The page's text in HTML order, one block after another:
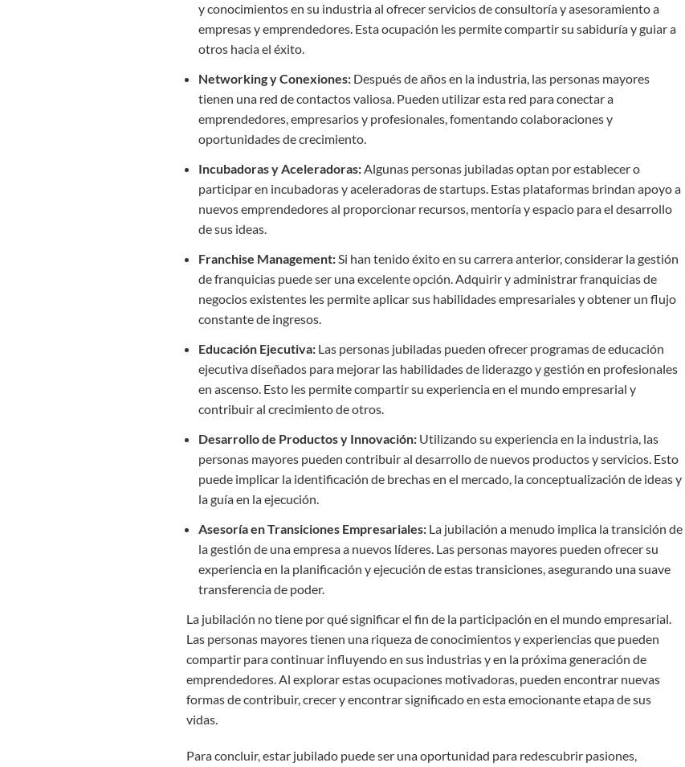
y conocimientos en su industria al ofrecer servicios de consultoría y asesoramiento a
empresas y emprendedores. Esta ocupación les permite compartir su sabiduría y guiar a
otros hacia el éxito.
Networking y Conexiones: Después de años en la industria, las personas mayores
tienen una red de contactos valiosa. Pueden utilizar esta red para conectar a
emprendedores, empresarios y profesionales, fomentando colaboraciones y
oportunidades de crecimiento.
Incubadoras y Aceleradoras:Algunas personas jubiladas optan por establecer o
participar en incubadoras y aceleradoras de startups. Estas plataformas brindan apoyo a
nuevos emprendedores al proporcionar recursos, mentoría y espacio para el desarrollo
de sus ideas.
Franchise Management:Si han tenido éxito en su carrera anterior, considerar la gestión
de franquicias puede ser una excelente opción. Adquirir y administrar franquicias de
negocios existentes les permite aplicar sus habilidades empresariales y obtener un flujo
constante de ingresos.
Educación Ejecutiva: Las personas jubiladas pueden ofrecer programas de educación
ejecutiva diseñados para mejorar las habilidades de liderazgo y gestión en profesionales
en ascenso. Esto les permite compartir su experiencia en el mundo empresarial y
contribuir al crecimiento de otros.
Desarrollo de Productos y Innovación: Utilizando su experiencia en la industria, las
personas mayores pueden contribuir al desarrollo de nuevos productos y servicios. Esto
puede implicar la identificación de brechas en el mercado, la conceptualización de ideas y
la guía en la ejecución.
Asesoría en Transiciones Empresariales: La jubilación a menudo implica la transición de
la gestión de una empresa a nuevos líderes. Las personas mayores pueden ofrecer su
experiencia en la planificación y ejecución de estas transiciones, asegurando una suave
transferencia de poder.
La jubilación no tiene por qué significar el fin de la participación en el mundo empresarial.
Las personas mayores tienen una riqueza de conocimientos y experiencias que pueden
compartir para continuar influyendo en sus industrias y en la próxima generación de
emprendedores. Al explorar estas ocupaciones motivadoras, pueden encontrar nuevas
formas de contribuir, crecer y encontrar significado en esta emocionante etapa de sus
vidas.
Para concluir, estar jubilado puede ser una oportunidad para redescubrir pasiones,